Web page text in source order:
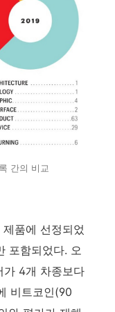
간의 비교
품에 선정되었
포함되었다. 오
가 4개 차종보다
비트코인(90